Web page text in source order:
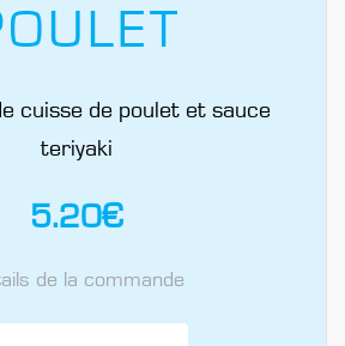
cuisse de poulet et sauce
teriyaki
5.20€
de la commande